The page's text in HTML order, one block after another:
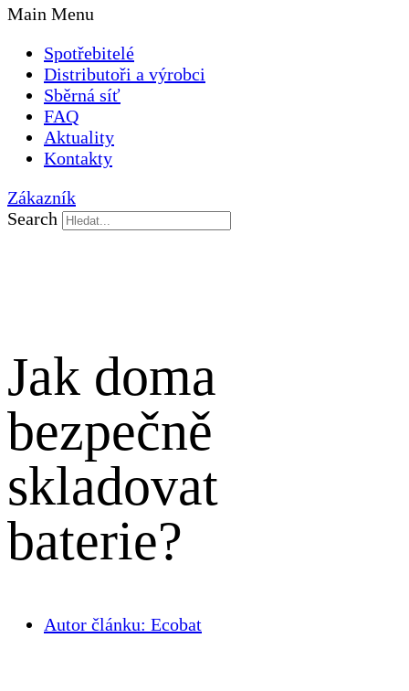
Main Menu
Spotřebitelé
Distributoři a výrobci
Sběrná síť
FAQ
Aktuality
Kontakty
Zákazník
Search
Jak doma
bezpečně
skladovat
baterie?
Autor článku: Ecobat